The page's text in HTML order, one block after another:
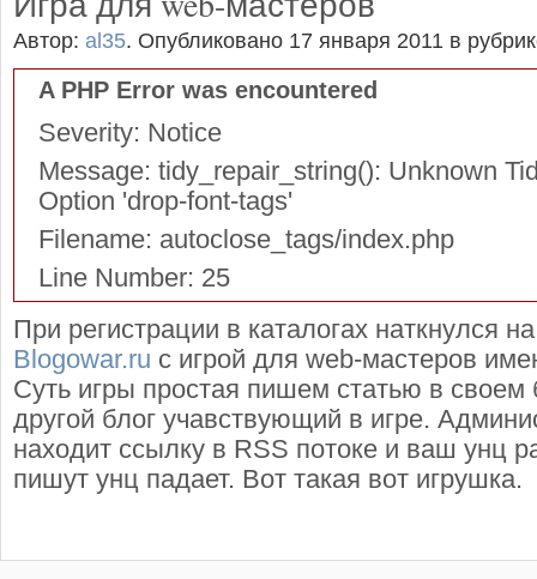
Автор: al35. Опубликовано 17 января 2011 в
A PHP Error was encountered
Severity: Notice
Message: tidy_repair_string(): Unknown
Option 'drop-font-tags'
Filename: autoclose_tags/index.php
Line Number: 25
При регистрации в каталогах наткнулся
Blogowar.ru с игрой для web-мастеров
Суть игры простая пишем статью в своем
другой блог учавствующий в игре.
находит ссылку в RSS потоке и ваш унц
пишут унц падает. Вот такая вот игрушка.